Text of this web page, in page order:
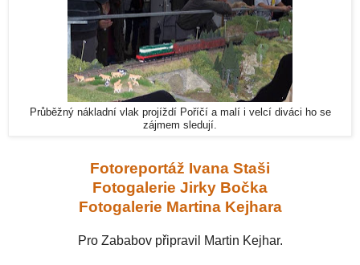
Průběžný nákladní vlak projíždí Poříčí a malí i velcí diváci ho se
zájmem sledují.
Fotoreportáž Ivana Staši
Fotogalerie Jirky Bočka
Fotogalerie Martina Kejhara
Pro Zababov připravil Martin Kejhar.